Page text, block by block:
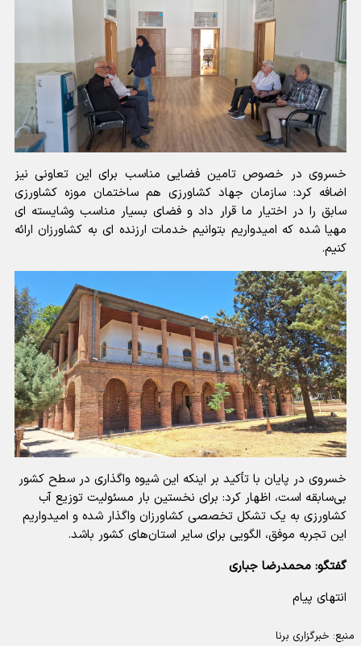
خسروی در خصوص تامین فضایی مناسب برای این تعاونی نیز
اضافه کرد: سازمان جهاد کشاورزی هم ساختمان موزه کشاورزی
سابق را در اختیار ما قرار داد و فضای بسیار مناسب وشایسته ای
مهیا شده که امیدواریم بتوانیم خدمات ارزنده ای به کشاورزان ارائه
کنیم.
خسروی در پایان با تأکید بر اینکه این شیوه واگذاری در سطح کشور
بی‌سابقه است، اظهار کرد: برای نخستین بار مسئولیت توزیع آب
کشاورزی به یک تشکل تخصصی کشاورزان واگذار شده و امیدواریم
این تجربه موفق، الگویی برای سایر استان‌های کشور باشد.
گفتگو: محمدرضا جباری
انتهای پیام
منبع: خبرگزاری برنا